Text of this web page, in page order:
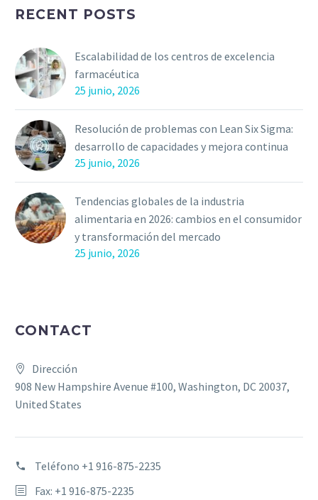
RECENT POSTS
Escalabilidad de los centros de excelencia
farmacéutica
25 junio, 2026
Resolución de problemas con Lean Six Sigma:
desarrollo de capacidades y mejora continua
25 junio, 2026
Tendencias globales de la industria
alimentaria en 2026: cambios en el consumidor
y transformación del mercado
25 junio, 2026
CONTACT
Dirección
908 New Hampshire Avenue #100, Washington, DC 20037,
United States
Teléfono +1 916-875-2235
Fax: +1 916-875-2235